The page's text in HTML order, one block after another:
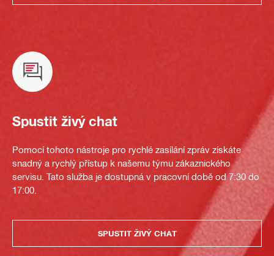
Spustit živý chat
Pomocí tohoto nástroje pro rychlé zasílání zpráv získáte
snadný a rychlý přístup k našemu týmu zákaznického
servisu. Tato služba je dostupná v pracovní době od 7:30 do
17:00.
SPUSTIT ŽIVÝ CHAT